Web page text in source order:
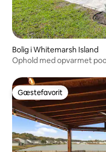
Bolig i Whitemarsh Island
Ophold med opvarmet
Gæstefavorit
Gæstefavorit